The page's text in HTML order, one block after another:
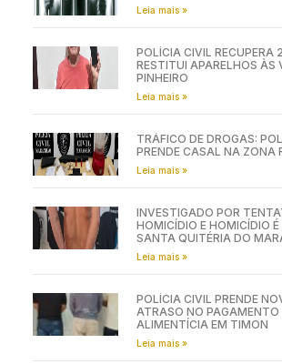
Leia mais »
POLÍCIA CIVIL RECUPERA
RESTITUI APARELHOS ÀS
PINHEIRO
Leia mais »
TRÁFICO DE DROGAS:
PRENDE CASAL NA ZONA
Leia mais »
INVESTIGADO POR
HOMICÍDIO E HOMICÍDIO É
SANTA QUITÉRIA DO
Leia mais »
POLÍCIA CIVIL PRENDE
ATRASO NO PAGAMENTO
ALIMENTÍCIA EM TIMON
Leia mais »